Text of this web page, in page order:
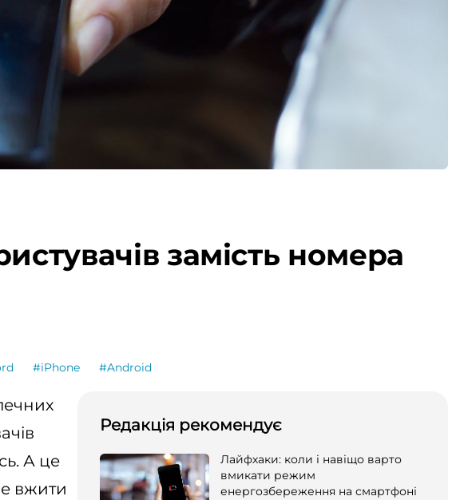
замість номера
#iPhone #Android
А це
вжити
Редакція рекомендує
Лайфхаки: коли і навіщо варто
вмикати режим
енергозбереження на смартфоні